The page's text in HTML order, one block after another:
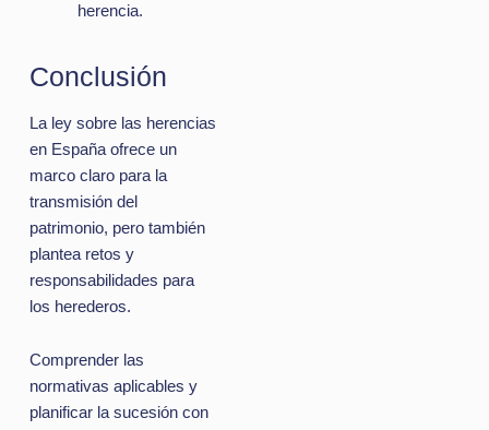
herencia.
Conclusión
La ley sobre las herencias
en España ofrece un
marco claro para la
transmisión del
patrimonio, pero también
plantea retos y
responsabilidades para
los herederos.
Comprender las
normativas aplicables y
planificar la sucesión con